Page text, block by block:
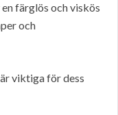
färglös och viskös
och
viktiga för dess